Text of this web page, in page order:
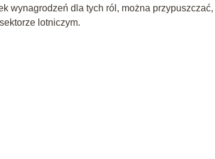
wynagrodzeń dla tych ról, można przypuszczać,
lotniczym.